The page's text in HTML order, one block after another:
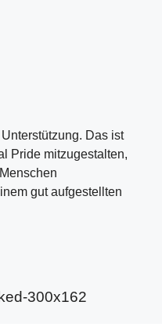
Das ist
Pride mitzugestalten,
gut aufgestellten